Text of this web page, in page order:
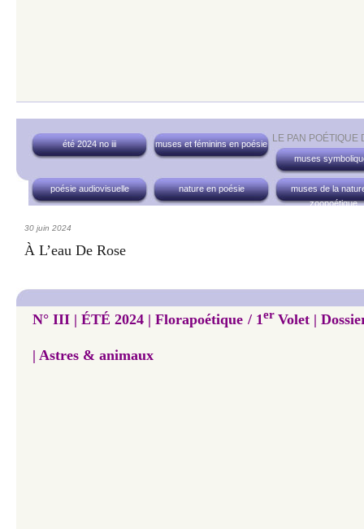
LE PAN POÉTIQUE
été 2024 no iii
muses et féminins en poésie
muses
poésie audiovisuelle nature en poésie
muses de la
zoopoétique
30 juin 2024
À L’eau De Rose
N° III | ÉTÉ 2024 | Florapoétique / 1er Volet |
| Astres & animaux